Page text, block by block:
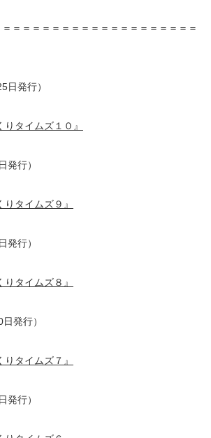
＝＝＝＝＝＝＝＝＝＝＝＝＝＝＝＝＝＝＝＝
日発行）
りタイムズ１０』
発行）
りタイムズ９』
発行）
りタイムズ８』
発行）
りタイムズ７』
発行）